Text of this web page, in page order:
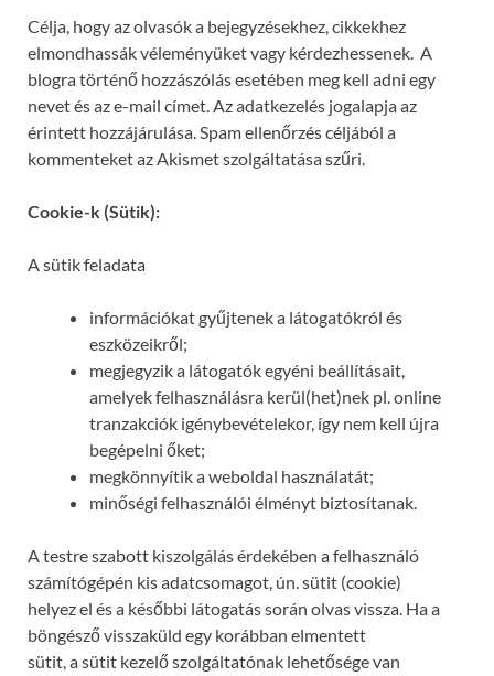
Célja, hogy az olvasók a bejegyzésekhez, cikkekhez
elmondhassák véleményüket vagy kérdezhessenek. A
blogra történő hozzászólás esetében meg kell adni egy
nevet és az e-mail címet. Az adatkezelés jogalapja az
érintett hozzájárulása. Spam ellenőrzés céljából a
kommenteket az Akismet szolgáltatása szűri.
Cookie-k (Sütik):
A sütik feladata
információkat gyűjtenek a látogatókról és
eszközeikről;
megjegyzik a látogatók egyéni beállításait,
amelyek felhasználásra kerül(het)nek pl. online
tranzakciók igénybevételekor, így nem kell újra
begépelni őket;
megkönnyítik a weboldal használatát;
minőségi felhasználói élményt biztosítanak.
A testre szabott kiszolgálás érdekében a felhasználó
számítógépén kis adatcsomagot, ún. sütit (cookie)
helyez el és a későbbi látogatás során olvas vissza. Ha a
böngésző visszaküld egy korábban elmentett
sütit, a sütit kezelő szolgáltatónak lehetősége van